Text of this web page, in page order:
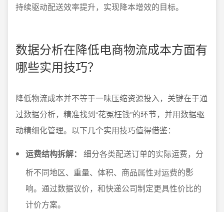
持续驱动配送效率提升，实现降本增效的目标。
数据分析在降低电商物流成本方面有
哪些实用技巧？
降低物流成本并不等于一味压缩资源投入，关键在于通
过数据分析，精准找到“花冤枉钱”的环节，并用数据驱
动精细化管理。以下几个实用技巧值得借鉴：
运费结构拆解：
细分各类配送订单的实际运费，分
析不同地区、重量、体积、商品属性对运费的影
响。通过数据议价，和快递公司制定更具性价比的
计价方案。